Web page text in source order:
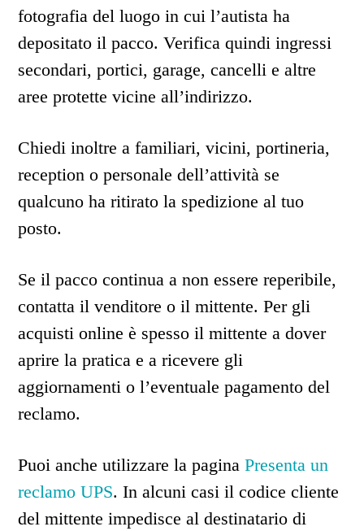
fotografia del luogo in cui l’autista ha
depositato il pacco. Verifica quindi ingressi
secondari, portici, garage, cancelli e altre
aree protette vicine all’indirizzo.
Chiedi inoltre a familiari, vicini, portineria,
reception o personale dell’attività se
qualcuno ha ritirato la spedizione al tuo
posto.
Se il pacco continua a non essere reperibile,
contatta il venditore o il mittente. Per gli
acquisti online è spesso il mittente a dover
aprire la pratica e a ricevere gli
aggiornamenti o l’eventuale pagamento del
reclamo.
Puoi anche utilizzare la paginaPresenta un
reclamo UPS. In alcuni casi il codice cliente
del mittente impedisce al destinatario di